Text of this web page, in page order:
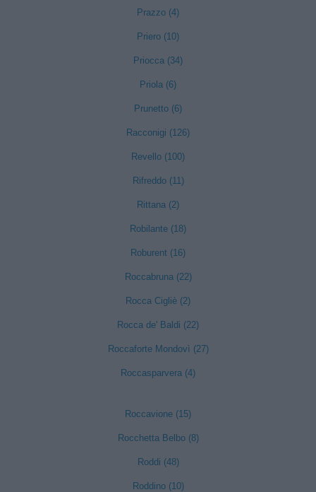
Prazzo (4)
Priero (10)
Priocca (34)
Priola (6)
Prunetto (6)
Racconigi (126)
Revello (100)
Rifreddo (11)
Rittana (2)
Robilante (18)
Roburent (16)
Roccabruna (22)
Rocca Cigliè (2)
Rocca de' Baldi (22)
Roccaforte Mondovì (27)
Roccasparvera (4)
Roccavione (15)
Rocchetta Belbo (8)
Roddi (48)
Roddino (10)